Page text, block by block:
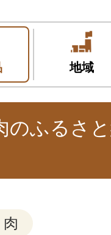
地域
のふるさ
肉